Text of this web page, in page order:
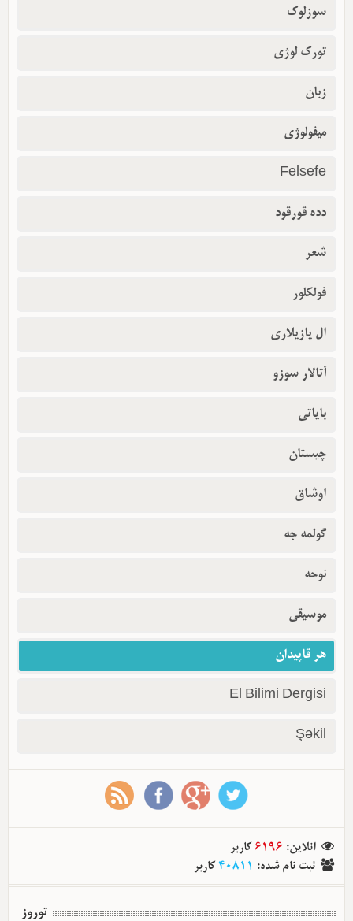
سوزلوک
تورک لوژی
زبان
میفولوژی
Felsefe
دده قورقود
شعر
فولکلور
ال یازیلاری
آتالار سوزو
بایاتی
چیستان
اوشاق
گولمه جه
نوحه
موسیقی
هر قاپیدان
El Bilimi Dergisi
Şəkil
آنلاین:
6196 کاربر
ثبت نام شده:
40811 کاربر
توروز